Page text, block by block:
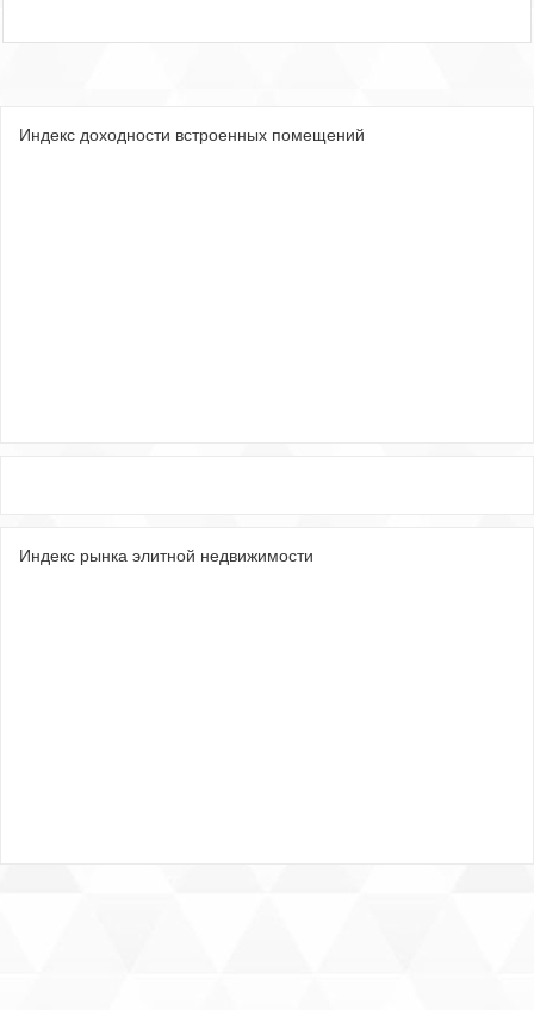
Индекс доходности встроенных помещений
Индекс рынка элитной недвижимости